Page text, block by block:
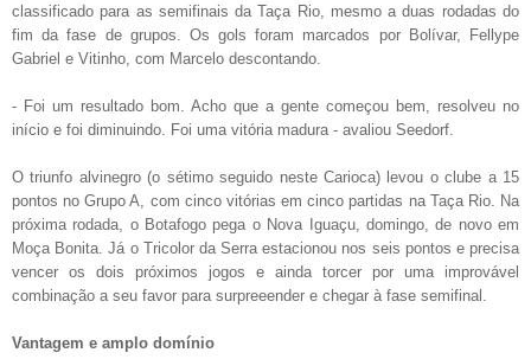
classificado para as semifinais da Taça Rio, mesmo a duas rodadas do
fim da fase de grupos. Os gols foram marcados por Bolívar, Fellype
Gabriel e Vitinho, com Marcelo descontando.
- Foi um resultado bom. Acho que a gente começou bem, resolveu no
início e foi diminuindo. Foi uma vitória madura - avaliou Seedorf.
O triunfo alvinegro (o sétimo seguido neste Carioca) levou o clube a 15
pontos no Grupo A, com cinco vitórias em cinco partidas na Taça Rio. Na
próxima rodada, o Botafogo pega o Nova Iguaçu, domingo, de novo em
Moça Bonita. Já o Tricolor da Serra estacionou nos seis pontos e precisa
vencer os dois próximos jogos e ainda torcer por uma improvável
combinação a seu favor para surpreeender e chegar à fase semifinal.
Vantagem e amplo domínio